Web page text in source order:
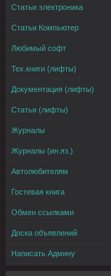
Статьи электроника
Статьи Компьютер
Любимый софт
Тех.книги (лифты)
Документация (лифты)
Статьи (лифты)
Журналы
Журналы (ин.яз.)
Автолюбителям
Гостевая книга
Обмен ссылками
Доска объявлений
Написать Админу